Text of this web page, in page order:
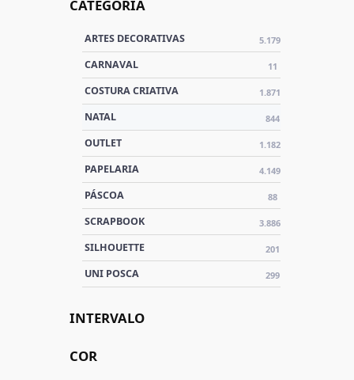
CATEGORIA
ARTES DECORATIVAS 5.179
CARNAVAL 11
COSTURA CRIATIVA 1.871
NATAL 844
OUTLET 1.182
PAPELARIA 4.149
PÁSCOA 88
SCRAPBOOK 3.886
SILHOUETTE 201
UNI POSCA 299
INTERVALO
COR